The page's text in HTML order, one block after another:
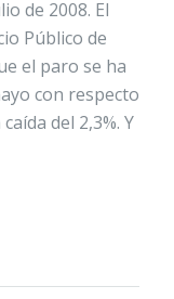
de 2008. El
Público de
el paro se ha
con respecto
del 2,3%. Y